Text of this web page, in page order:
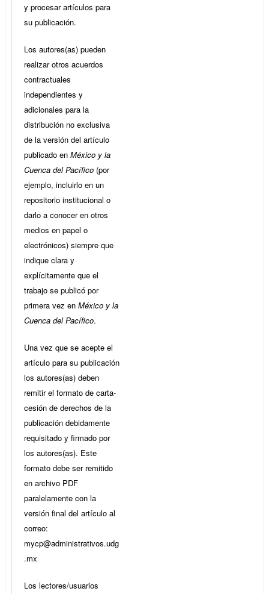
y procesar artículos para
su publicación.
Los autores(as) pueden
realizar otros acuerdos
contractuales
independientes y
adicionales para la
distribución no exclusiva
de la versión del artículo
publicado en México y la
Cuenca del Pacífico (por
ejemplo, incluirlo en un
repositorio institucional o
darlo a conocer en otros
medios en papel o
electrónicos) siempre que
indique clara y
explícitamente que el
trabajo se publicó por
primera vez en México y la
Cuenca del Pacífico.
Una vez que se acepte el
artículo para su publicación
los autores(as) deben
remitir el formato de carta-
cesión de derechos de la
publicación debidamente
requisitado y firmado por
los autores(as). Este
formato debe ser remitido
en archivo PDF
paralelamente con la
versión final del artículo al
correo:
mycp@administrativos.udg
.mx
Los lectores/usuarios